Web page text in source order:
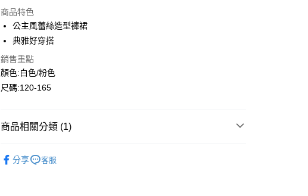
LINE Pay
Apple Pay
Google Pay
ATM付款
運送方式
每筆NT$80，滿NT$2,000(含以上)免運費
商品特色
公主風蕾絲造型褲裙
典雅好穿搭
銷售重點
顏色:白色/粉色
尺碼:120-165
商品相關分類 (1)
分享
客服